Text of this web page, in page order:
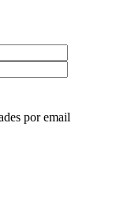
por email